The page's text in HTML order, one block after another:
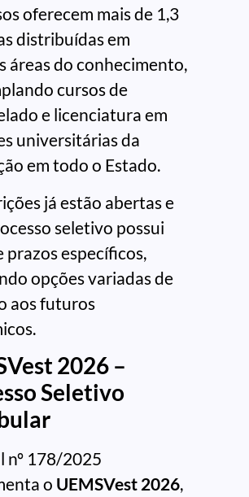
oferecem mais de 1,3
distribuídas em
áreas do conhecimento,
cursos de
e licenciatura em
universitárias da
em todo o Estado.
já estão abertas e
seletivo possui
prazos específicos,
opções variadas de
aos futuros
2026 –
Seletivo
nº 178/2025
o UEMSVest 2026,